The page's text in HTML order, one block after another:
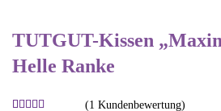
TUTGUT-Kissen
Helle Ranke
(1 Kundenbewertung)